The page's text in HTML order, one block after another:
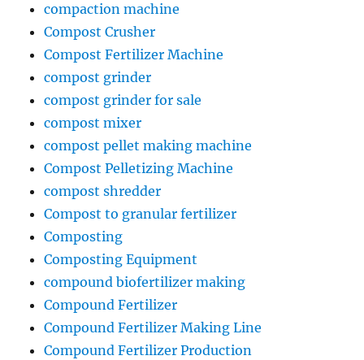
compaction machine
Compost Crusher
Compost Fertilizer Machine
compost grinder
compost grinder for sale
compost mixer
compost pellet making machine
Compost Pelletizing Machine
compost shredder
Compost to granular fertilizer
Composting
Composting Equipment
compound biofertilizer making
Compound Fertilizer
Compound Fertilizer Making Line
Compound Fertilizer Production